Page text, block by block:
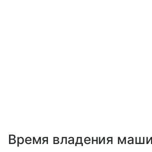
Время владения